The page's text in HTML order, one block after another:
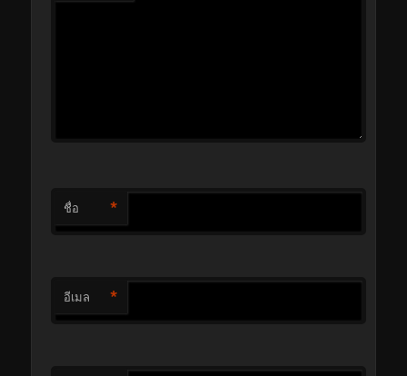
ชื่อ *
อีเมล *